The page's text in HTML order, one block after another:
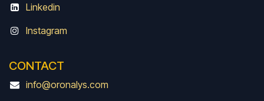
Linkedin
Instagram
CONTACT
info@oronalys.com